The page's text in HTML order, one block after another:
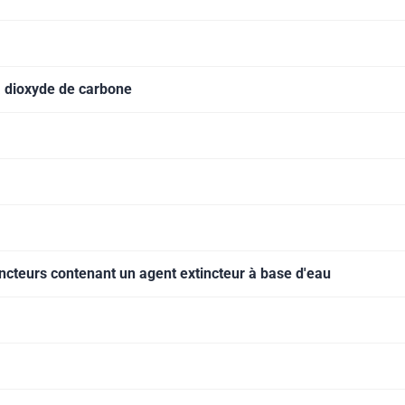
de carbone
contenant un agent extincteur à base d'eau